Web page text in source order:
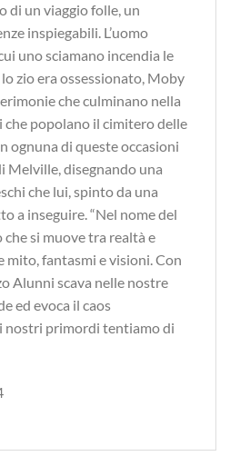
di un viaggio folle, un
inspiegabili. L’uomo
uno sciamano incendia le
zio era ossessionato, Moby
che culminano nella
che popolano il cimitero delle
ognuna di queste occasioni
Melville, disegnando una
che lui, spinto da una
a inseguire. “Nel nome del
che si muove tra realtà e
mito, fantasmi e visioni. Con
Alunni scava nelle nostre
ed evoca il caos
nostri primordi tentiamo di